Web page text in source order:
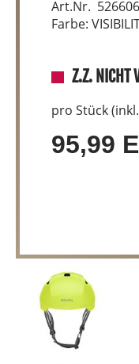
Art.Nr.
Farbe:
Z.Z. NICHT
pro Stück
95,99